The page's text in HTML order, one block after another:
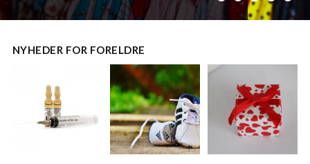
NYHEDER FOR FORELDRE